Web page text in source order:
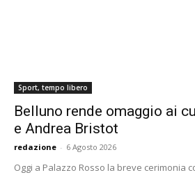
Sport, tempo libero
Belluno rende omaggio ai
e Andrea Bristot
redazione - 6 Agosto 2026
Oggi a Palazzo Rosso la breve cerimonia